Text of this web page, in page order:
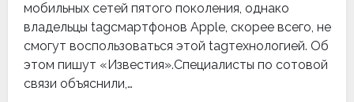
мобильных сетей пятого поколения, однако
владельцы tagсмартфонов Apple, скорее всего, не
смогут воспользоваться этой tagтехнологией. Об
этом пишут «Известия».Специалисты по сотовой
связи объяснили,…